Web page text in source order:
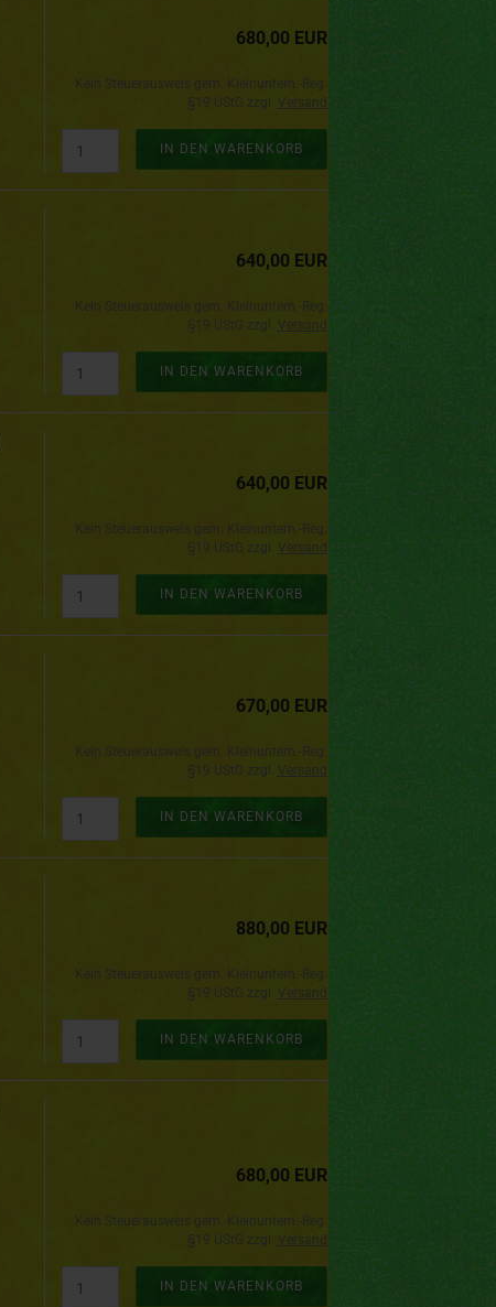
680,00 EUR
IN DEN WARENKORB
640,00 EUR
IN DEN WARENKORB
640,00 EUR
IN DEN WARENKORB
670,00 EUR
IN DEN WARENKORB
880,00 EUR
IN DEN WARENKORB
680,00 EUR
Kein Steuerausweis gem. Kleinuntern.-Reg.
IN DEN WARENKORB